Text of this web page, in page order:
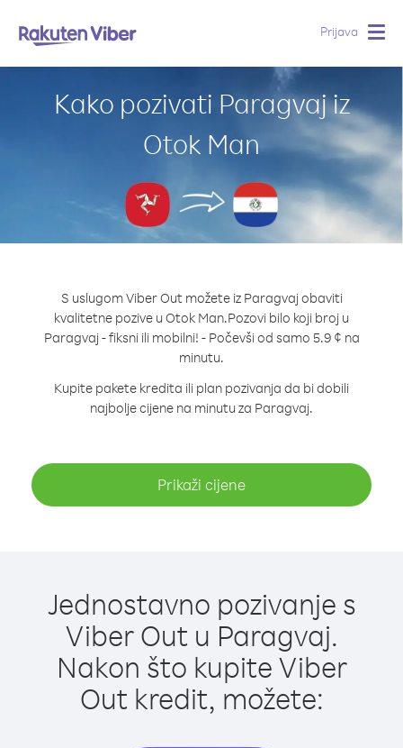
Prijava
Kako pozivati Paragvaj iz
Otok Man
S uslugom Viber Out možete iz Paragvaj obaviti
kvalitetne pozive u Otok Man.Pozovi bilo koji broj u
Paragvaj - fiksni ili mobilni! - Počevši od samo 5.9 ¢ na
minutu.
Kupite pakete kredita ili plan pozivanja da bi dobili
najbolje cijene na minutu za Paragvaj.
Prikaži cijene
Jednostavno pozivanje s
Viber Out u Paragvaj.
Nakon što kupite Viber
Out kredit, možete: